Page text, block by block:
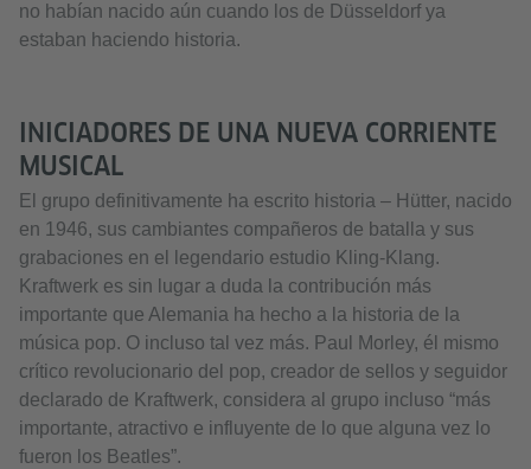
no habían nacido aún cuando los de Düsseldorf ya
estaban haciendo historia.
INICIADORES DE UNA NUEVA CORRIENTE
MUSICAL
El grupo definitivamente ha escrito historia – Hütter, nacido
en 1946, sus cambiantes compañeros de batalla y sus
grabaciones en el legendario estudio Kling-Klang.
Kraftwerk es sin lugar a duda la contribución más
importante que Alemania ha hecho a la historia de la
música pop. O incluso tal vez más. Paul Morley, él mismo
crítico revolucionario del pop, creador de sellos y seguidor
declarado de Kraftwerk, considera al grupo incluso “más
importante, atractivo e influyente de lo que alguna vez lo
fueron los Beatles”.